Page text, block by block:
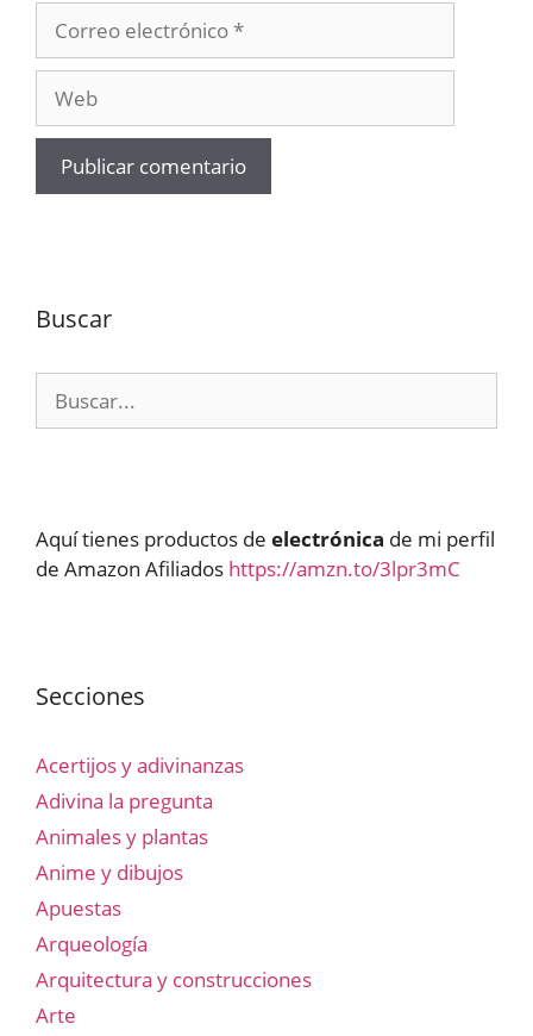
electrónico
Buscar
Aquí tienes productos de electrónica de mi perfil
de Amazon Afiliados https://amzn.to/3lpr3mC
Secciones
Acertijos y adivinanzas
Adivina la pregunta
Animales y plantas
Anime y dibujos
Apuestas
Arqueología
Arquitectura y construcciones
Arte